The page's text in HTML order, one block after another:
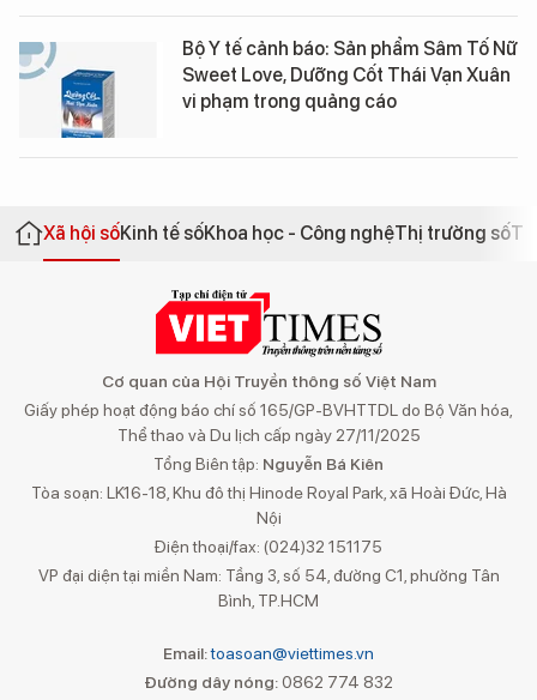
Bộ Y tế cảnh báo: Sản phẩm Sâm Tố Nữ
Sweet Love, Dưỡng Cốt Thái Vạn Xuân
vi phạm trong quảng cáo
Xã hội sốKinh tế sốKhoa học - Công nghệThị trường số
Cơ quan của Hội Truyền thông số Việt Nam
Giấy phép hoạt động báo chí số 165/GP-BVHTTDL do Bộ Văn hóa,
Thể thao và Du lịch cấp ngày 27/11/2025
Tổng Biên tập: Nguyễn Bá Kiên
Tòa soạn: LK16-18, Khu đô thị Hinode Royal Park, xã Hoài Đức, Hà
Nội
Điện thoại/fax: (024)32 151175
VP đại diện tại miền Nam: Tầng 3, số 54, đường C1, phường Tân
Bình, TP.HCM
Email:toasoan@viettimes.vn
Đường dây nóng: 0862 774 832